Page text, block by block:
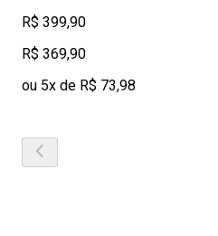
R$ 399,90
R$ 369,90
ou 5x de R$ 73,98